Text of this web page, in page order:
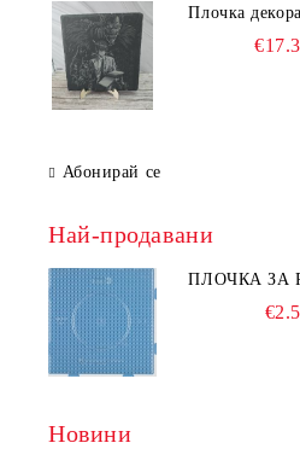
Плочка
Абонирай се
Най-продавани
ПЛОЧКА ЗА
Новини